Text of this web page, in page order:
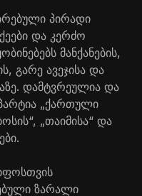
პირადი
და კერძო
მანქანების,
გარე ავეჯისა და
დამტვრეულია და
„ქართული
„თაიმისა“ და
ზარალი